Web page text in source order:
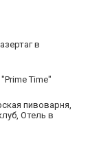
в
Time"
пивоварня,
Отель в